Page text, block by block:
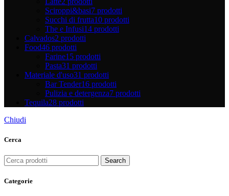
Sciroppi&basi7 prodotti
Succhi di frutta10 prodotti
The e Infusi14 prodotti
Calvados2 prodotti
Food46 prodotti
Farine15 prodotti
Pasta31 prodotti
Materiale d'uso31 prodotti
Bar Tender16 prodotti
Pulizia e detergenza7 prodotti
Tequila28 prodotti
Chiudi
Cerca
Search
Categorie